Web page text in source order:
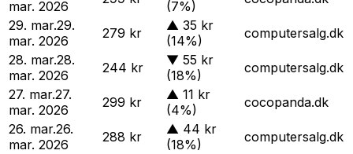
mar. 2026 (7%)
29. mar.29.
mar. 2026
279 kr ▲ 35 kr
(14%)
computersalg.dk
28. mar.28.
mar. 2026
244 kr ▼ 55 kr
(18%)
computersalg.dk
27. mar.27.
mar. 2026
299 kr ▲ 11 kr
(4%)
cocopanda.dk
26. mar.26.
mar. 2026
288 kr ▲ 44 kr
(18%)
computersalg.dk